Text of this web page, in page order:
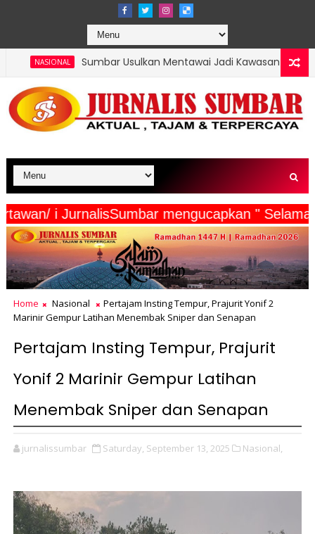
Usulkan Mentawai Jadi Kawasan Tambak Udang
Wartawan/ i JurnalisSumbar mengucapkan "
Home Nasional
Pertajam Insting Tempur, Prajurit Yonif 2
Marinir Gempur Latihan Menembak Sniper dan Senapan
Pertajam Insting Tempur, Prajurit
Yonif 2 Marinir Gempur Latihan
Menembak Sniper dan Senapan
jurnalissumbar Saturday, September 13, 2025 Nasional,